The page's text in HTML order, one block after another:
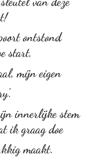
ontstond
start,
mijn eigen
innerlijke stem
ik graag doe
maakt.